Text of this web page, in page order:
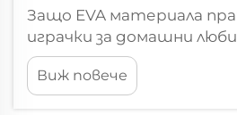
Защо EVA материала
играчки за домашни
свойства на EVA за
гризане. Играчките за
от EVA (етиленвинил
Виж повече